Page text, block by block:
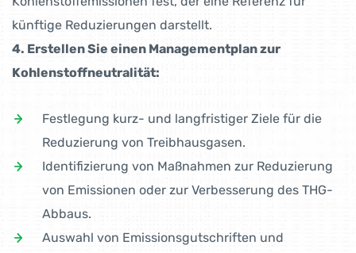
künftige Reduzierungen darstellt.
4. Erstellen Sie einen Managementplan zur
Kohlenstoffneutralität:
Festlegung kurz- und langfristiger Ziele für die
Reduzierung von Treibhausgasen.
Identifizierung von Maßnahmen zur Reduzierung
von Emissionen oder zur Verbesserung des THG-
Abbaus.
Auswahl von Emissionsgutschriften und